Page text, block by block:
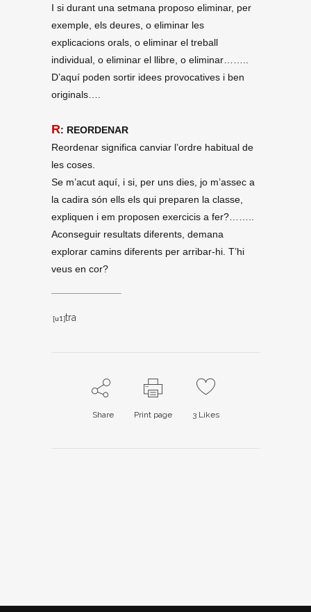
I si durant una setmana proposo eliminar, per
exemple, els deures, o eliminar les
explicacions orals, o eliminar el treball
individual, o eliminar el llibre, o eliminar……..
D’aquí poden sortir idees provocatives i ben
originals….
R: REORDENAR
Reordenar significa canviar l’ordre habitual de
les coses.
Se m’acut aquí, i si, per uns dies, jo m’assec a
la cadira són ells els qui preparen la classe,
expliquen i em proposen exercicis a fer?……..
Aconseguir resultats diferents, demana
explorar camins diferents per arribar-hi. T’hi
veus en cor?
[u1]tra
Share Print page 3 Likes